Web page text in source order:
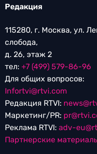
Редакция
115280, г. Москва, ул.
слобода,
д. 26, этаж 2
тел: +7 (499) 579-86-96
Для общих вопросов:
Infortvi@rtvi.com
Редакция RTVI:
Маркетинг/PR:
Реклама RTVI: adv-
Партнерские